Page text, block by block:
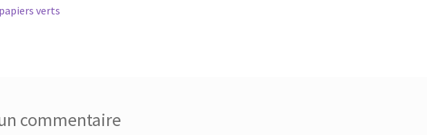
verts
commentaire